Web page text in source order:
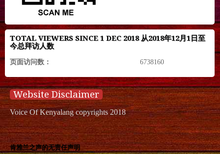
TOTAL VIEWERS SINCE 1 DEC 2018 从2018年12月1日至
今总拜访人数
页面访问数： 6738160
Website Disclaimer
Voice Of Kenyalang copyrights 2018
肯雅兰之声的无责任声明